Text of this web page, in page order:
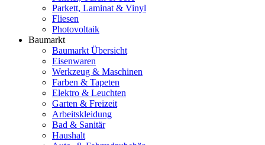
Parkett, Laminat & Vinyl
Fliesen
Photovoltaik
Baumarkt
Baumarkt Übersicht
Eisenwaren
Werkzeug & Maschinen
Farben & Tapeten
Elektro & Leuchten
Garten & Freizeit
Arbeitskleidung
Bad & Sanitär
Haushalt